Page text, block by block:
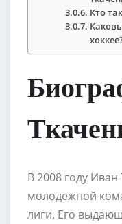
Кто
В 2008 году
молодежной
лиги. Его